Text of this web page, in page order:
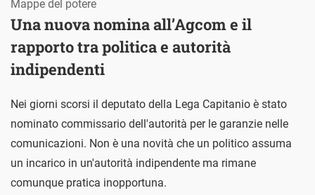
Una nuova nomina all’Agcom e il
rapporto tra politica e autorità
indipendenti
Mappe del potere
Nei giorni scorsi il deputato della Lega Capitanio è stato
nominato commissario dell'autorità per le garanzie nelle
comunicazioni. Non è una novità che un politico assuma
un incarico in un'autorità indipendente ma rimane
comunque pratica inopportuna.